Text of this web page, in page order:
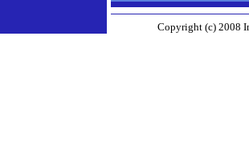
Copyright (c) 2008